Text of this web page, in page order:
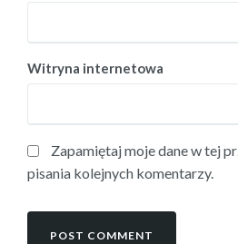
Witryna internetowa
Zapamiętaj moje dane w tej
pisania kolejnych komentarzy.